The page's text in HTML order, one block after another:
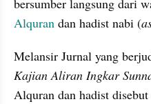
Alquran dan hadist nabi (
Melansir Jurnal yang
Kajian Aliran Ingkar
Alquran dan hadist